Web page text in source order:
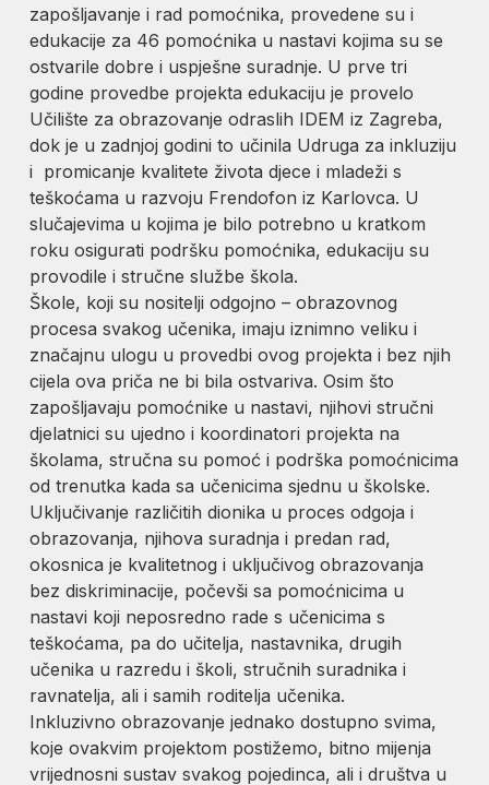
zapošljavanje i rad pomoćnika, provedene su i
edukacije za 46 pomoćnika u nastavi kojima su se
ostvarile dobre i uspješne suradnje. U prve tri
godine provedbe projekta edukaciju je provelo
Učilište za obrazovanje odraslih IDEM iz Zagreba,
dok je u zadnjoj godini to učinila Udruga za inkluziju
i promicanje kvalitete života djece i mladeži s
teškoćama u razvoju Frendofon iz Karlovca. U
slučajevima u kojima je bilo potrebno u kratkom
roku osigurati podršku pomoćnika, edukaciju su
provodile i stručne službe škola.
Škole, koji su nositelji odgojno – obrazovnog
procesa svakog učenika, imaju iznimno veliku i
značajnu ulogu u provedbi ovog projekta i bez njih
cijela ova priča ne bi bila ostvariva. Osim što
zapošljavaju pomoćnike u nastavi, njihovi stručni
djelatnici su ujedno i koordinatori projekta na
školama, stručna su pomoć i podrška pomoćnicima
od trenutka kada sa učenicima sjednu u školske.
Uključivanje različitih dionika u proces odgoja i
obrazovanja, njihova suradnja i predan rad,
okosnica je kvalitetnog i uključivog obrazovanja
bez diskriminacije, počevši sa pomoćnicima u
nastavi koji neposredno rade s učenicima s
teškoćama, pa do učitelja, nastavnika, drugih
učenika u razredu i školi, stručnih suradnika i
ravnatelja, ali i samih roditelja učenika.
Inkluzivno obrazovanje jednako dostupno svima,
koje ovakvim projektom postižemo, bitno mijenja
vrijednosni sustav svakog pojedinca, ali i društva u